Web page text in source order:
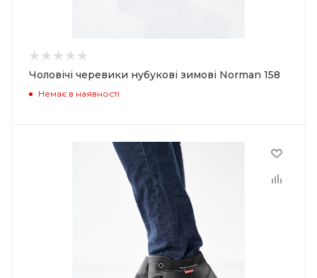
Чоловічі черевики нубукові зимові Norman 158
Немає в наявності